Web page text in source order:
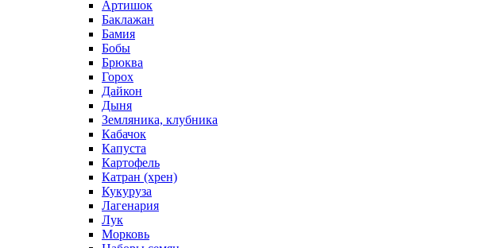
Артишок
Баклажан
Бамия
Бобы
Брюква
Горох
Дайкон
Дыня
Земляника, клубника
Кабачок
Капуста
Картофель
Катран (хрен)
Кукуруза
Лагенария
Лук
Морковь